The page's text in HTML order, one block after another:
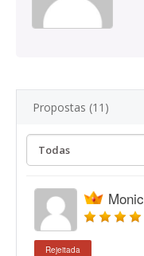
Propostas (11)
Rejeitada